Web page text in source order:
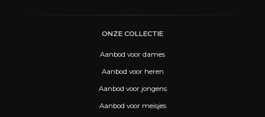
ONZE COLLECTIE
Aanbod voor dames
Aanbod voor heren
Aanbod voor jongens
Aanbod voor meisjes